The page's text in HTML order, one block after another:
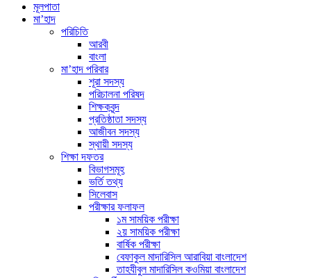
মূলপাতা
মা’হাদ
পরিচিতি
আরবী
বাংলা
মা’হাদ পরিবার
শূরা সদস্য
পরিচালনা পরিষদ
শিক্ষকবৃন্দ
প্রতিষ্ঠাতা সদস্য
আজীবন সদস্য
স্থায়ী সদস্য
শিক্ষা দফতর
বিভাগসমূহ
ভর্তি তথ্য
সিলেবাস
পরীক্ষার ফলাফল
১ম সাময়িক পরীক্ষা
২য় সাময়িক পরীক্ষা
বার্ষিক পরীক্ষা
বেফাকুল মাদারিসিল আরাবিয়া বাংলাদেশ
তাহযীবুল মাদারিসিল কওমিয়া বাংলাদেশ